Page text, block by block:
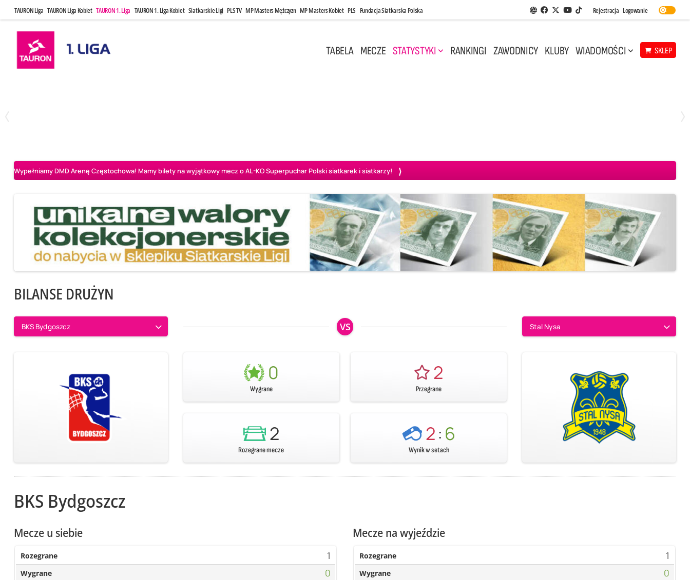
TAURON Liga TAURON Liga Kobiet TAURON 1. Liga TAURON 1. Liga Kobiet Siatkarskie Ligi PLS TV MP Masters Mężczyzn MP Masters Kobiet PLS Fundacja Siatkarska Polska Aplikacja Siatkarskie Ligi
Facebook
Twitter
Youtube
TikTok
Rejestracja Logowanie
TABELA MECZE STATYSTYKI RANKINGI ZAWODNICY KLUBY WIADOMOŚCI SKLEP
Wypełniamy DMD Arenę Częstochowa! Mamy bilety na wyjątkowy mecz o AL-KO Superpuchar Polski siatkarek i siatkarzy!
BILANSE DRUŻYN
BKS Bydgoszcz VS Stal Nysa
0
Wygrane
2
Przegrane
2
Rozegrane mecze
2:6
Wynik w setach
BKS Bydgoszcz
Mecze u siebie
Rozegrane 1
Wygrane 0
Mecze na wyjeździe
Rozegrane 1
Wygrane 0